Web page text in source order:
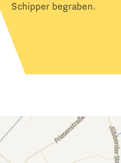
Schipper begraben.